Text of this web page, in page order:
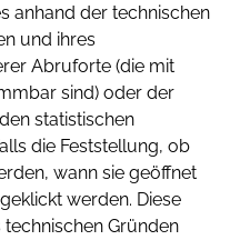
anhand der technischen
und ihres
Abruforte (die mit
sind) oder der
statistischen
die Feststellung, ob
wann sie geöffnet
werden. Diese
Gründen